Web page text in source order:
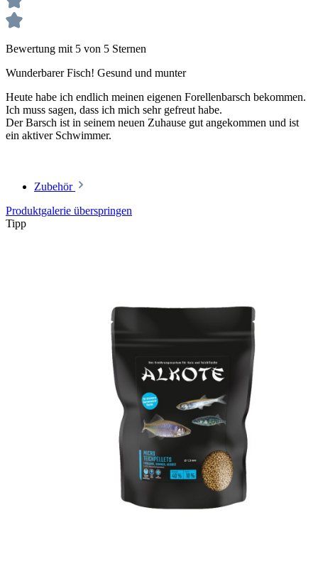
Bewertung mit 5 von 5 Sternen
Wunderbarer Fisch! Gesund und munter
Heute habe ich endlich meinen eigenen Forellenbarsch bekommen.
Ich muss sagen, dass ich mich sehr gefreut habe.
Der Barsch ist in seinem neuen Zuhause gut angekommen und ist
ein aktiver Schwimmer.
Zubehör
Produktgalerie überspringen
Tipp